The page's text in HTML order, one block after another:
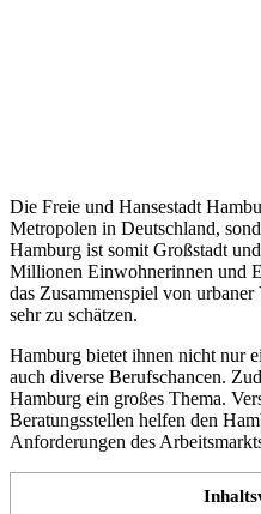
Die Freie und Hansestadt
Metropolen in Deutschland,
Hamburg ist somit Großstadt
Millionen Einwohnerinnen und
das Zusammenspiel von
sehr zu schätzen.
Hamburg bietet ihnen nicht nur
auch diverse Berufschancen.
Hamburg ein großes Thema.
Beratungsstellen helfen den
Anforderungen des